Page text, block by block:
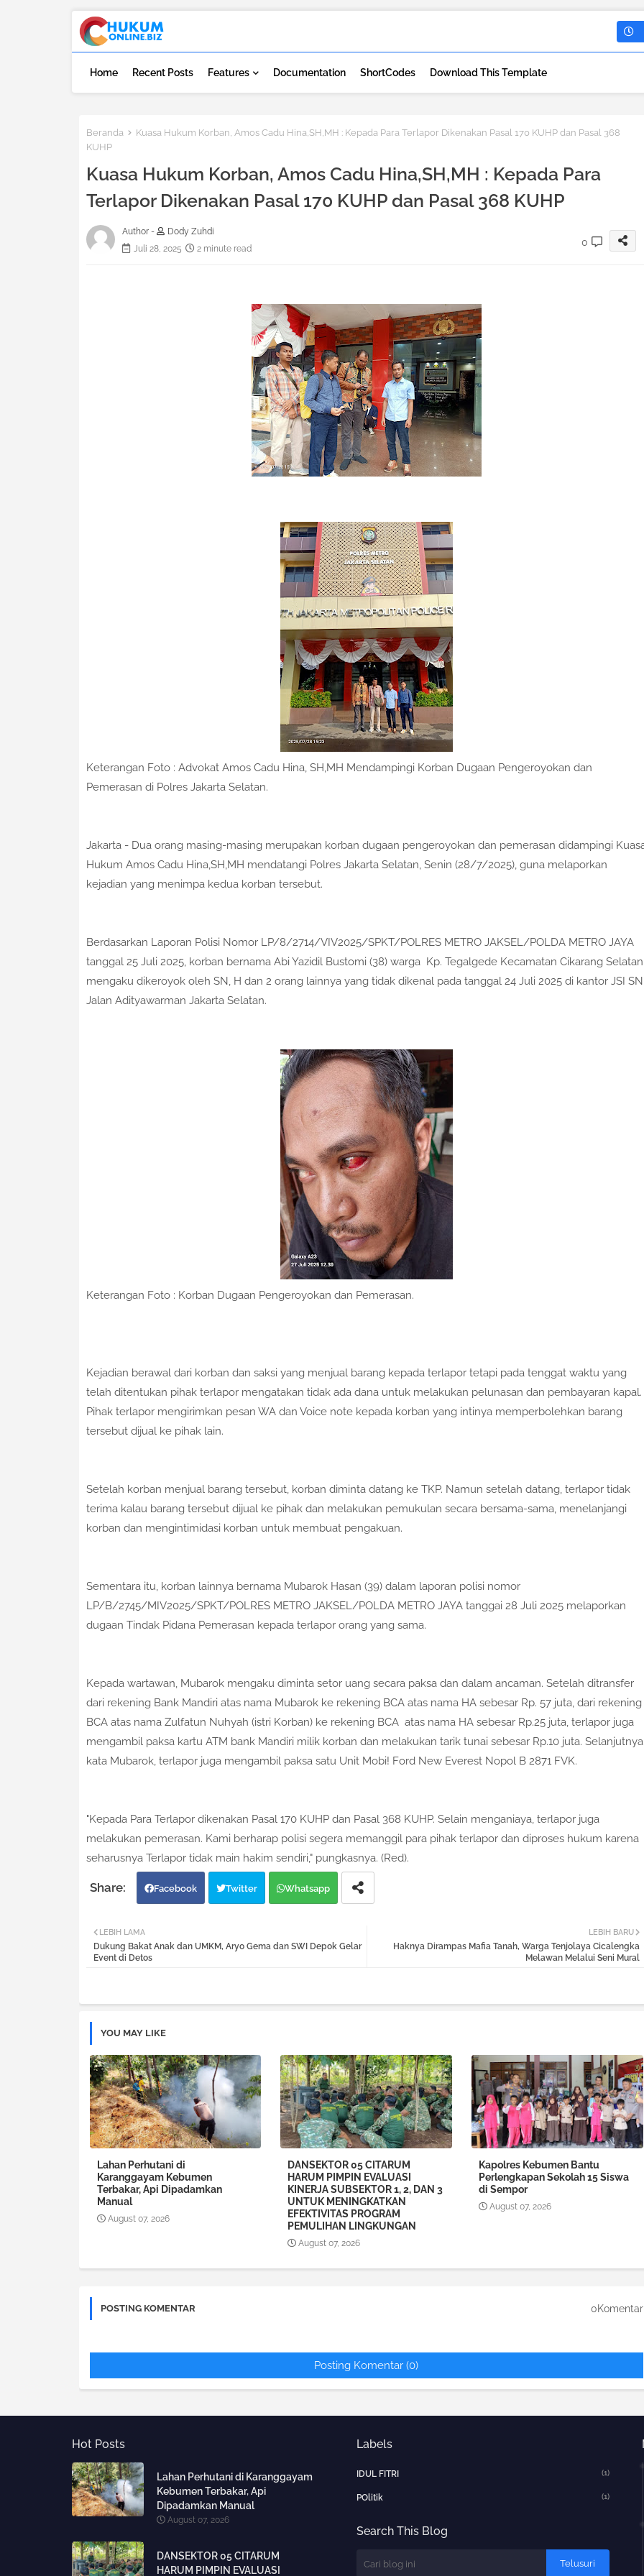
Home Recent Posts Features Documentation ShortCodes Download This Template
Beranda
Kuasa Hukum Korban, Amos Cadu Hina,SH,MH : Kepada Para Terlapor Dikenakan Pasal 170 KUHP dan Pasal 368
KUHP
Kuasa Hukum Korban, Amos Cadu Hina,SH,MH : Kepada Para
Terlapor Dikenakan Pasal 170 KUHP dan Pasal 368 KUHP
Author -
Dody Zuhdi
Juli 28, 2025
2 minute read
0
Keterangan Foto : Advokat Amos Cadu Hina, SH,MH Mendampingi Korban Dugaan Pengeroyokan dan
Pemerasan di Polres Jakarta Selatan.
Jakarta - Dua orang masing-masing merupakan korban dugaan pengeroyokan dan pemerasan didampingi
Hukum Amos Cadu Hina,SH,MH mendatangi Polres Jakarta Selatan, Senin (28/7/2025), guna melaporkan
kejadian yang menimpa kedua korban tersebut.
Berdasarkan Laporan Polisi Nomor LP/8/2714/VIV2025/SPKT/POLRES METRO JAKSEL/POLDA METRO JAYA
tanggal 25 Juli 2025, korban bernama Abi Yazidil Bustomi (38) warga Kp. Tegalgede Kecamatan Cikarang Selatan
mengaku dikeroyok oleh SN, H dan 2 orang lainnya yang tidak dikenal pada tanggal 24 Juli 2025 di kantor JSI SN
Jalan Adityawarman Jakarta Selatan.
Keterangan Foto : Korban Dugaan Pengeroyokan dan Pemerasan.
Kejadian berawal dari korban dan saksi yang menjual barang kepada terlapor tetapi pada tenggat waktu yang
telah ditentukan pihak terlapor mengatakan tidak ada dana untuk melakukan pelunasan dan pembayaran kapal.
Pihak terlapor mengirimkan pesan WA dan Voice note kepada korban yang intinya memperbolehkan barang
tersebut dijual ke pihak lain.
Setelah korban menjual barang tersebut, korban diminta datang ke TKP. Namun setelah datang, terlapor tidak
terima kalau barang tersebut dijual ke pihak dan melakukan pemukulan secara bersama-sama, menelanjangi
korban dan mengintimidasi korban untuk membuat pengakuan.
Sementara itu, korban lainnya bernama Mubarok Hasan (39) dalam laporan polisi nomor
LP/B/2745/MIV2025/SPKT/POLRES METRO JAKSEL/POLDA METRO JAYA tanggai 28 Juli 2025 melaporkan
dugaan Tindak Pidana Pemerasan kepada terlapor orang yang sama.
Kepada wartawan, Mubarok mengaku diminta setor uang secara paksa dan dalam ancaman. Setelah ditransfer
dari rekening Bank Mandiri atas nama Mubarok ke rekening BCA atas nama HA sebesar Rp. 57 juta, dari rekening
BCA atas nama Zulfatun Nuhyah (istri Korban) ke rekening BCA atas nama HA sebesar Rp.25 juta, terlapor juga
mengambil paksa kartu ATM bank Mandiri milik korban dan melakukan tarik tunai sebesar Rp.10 juta.
kata Mubarok, terlapor juga mengambil paksa satu Unit Mobi! Ford New Everest Nopol B 2871 FVK.
"Kepada Para Terlapor dikenakan Pasal 170 KUHP dan Pasal 368 KUHP. Selain menganiaya, terlapor juga
melakukan pemerasan. Kami berharap polisi segera memanggil para pihak terlapor dan diproses hukum karena
seharusnya Terlapor tidak main hakim sendiri," pungkasnya. (Red).
Facebook Twitter Whatsapp
LEBIH BARU
Haknya Dirampas Mafia Tanah, Warga Tenjolaya Cicalengka
Melawan Melalui Seni Mural
LEBIH LAMA
Dukung Bakat Anak dan UMKM, Aryo Gema dan SWI Depok Gelar
Event di Detos
YOU MAY LIKE
Lahan Perhutani di
Karanggayam Kebumen
Terbakar, Api Dipadamkan
Manual
August 07, 2026
DANSEKTOR 05 CITARUM
HARUM PIMPIN EVALUASI
KINERJA SUBSEKTOR 1, 2, DAN 3
UNTUK MENINGKATKAN
EFEKTIVITAS PROGRAM
PEMULIHAN LINGKUNGAN
August 07, 2026
Kapolres Kebumen Bantu
Perlengkapan Sekolah 15 Siswa
di Sempor
August 07, 2026
POSTING KOMENTAR 0Komentar
Posting Komentar (0)
Hot Posts
Lahan Perhutani di Karanggayam
Kebumen Terbakar, Api
Dipadamkan Manual
August 07, 2026
DANSEKTOR 05 CITARUM
HARUM PIMPIN EVALUASI
Labels
IDUL FITRI (1)
POlitik (1)
Search This Blog